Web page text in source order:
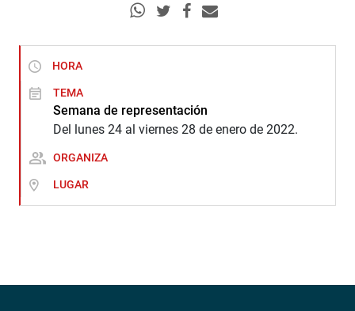
HORA
TEMA
Semana de representación
Del lunes 24 al viernes 28 de enero de 2022.
ORGANIZA
LUGAR